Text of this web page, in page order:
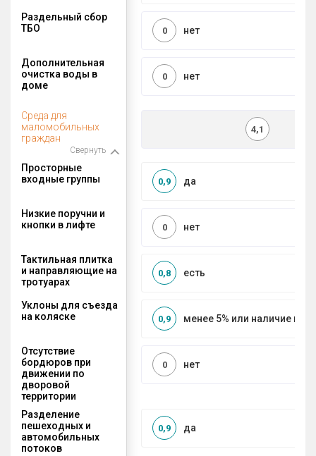
Раздельный сбор
ТБО
нет
0
Дополнительная
очистка воды в
доме
нет
0
Среда для
маломобильных
граждан
Свернуть
4,1
Просторные
входные группы
да
0,9
Низкие поручни и
кнопки в лифте
нет
0
Тактильная плитка
и направляющие на
тротуарах
есть
0,8
Уклоны для съезда
на коляске
менее 5% или наличие
0,9
Отсутствие
бордюров при
движении по
дворовой
территории
нет
0
Разделение
пешеходных и
автомобильных
потоков
да
0,9